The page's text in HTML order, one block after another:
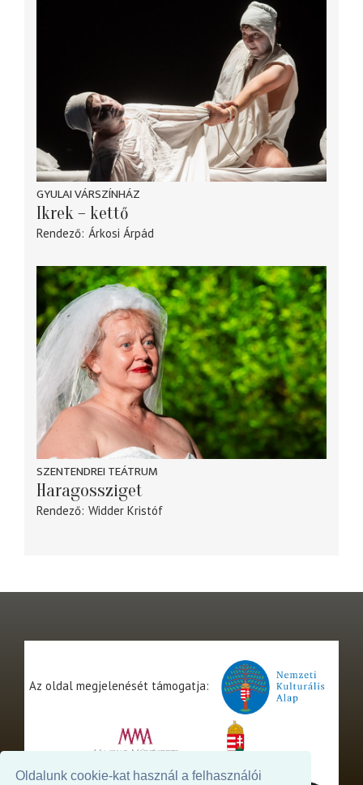
Oldalunk cookie-kat használ a felhasználói
GYULAI VÁRSZÍNHÁZ
Ikrek – kettő
Rendező Árkosi Árpád
SZENTENDREI TEÁTRUM
Haragossziget
Rendező Widder Kristóf
Az oldal megjelenését támogatja: